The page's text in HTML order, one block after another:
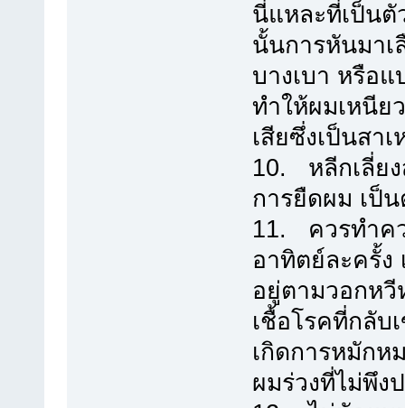
นี่แหละที่เป็นตั
นั้นการหันมา
บางเบา หรือ
ทำให้ผมเหนีย
เสียซึ่งเป็นสา
10. หลีกเลี่ย
การยืดผม เป็
11. ควรทำค
อาทิตย์ละครั้ง
อยู่ตามวอกหวี
เชื้อโรคที่กลับ
เกิดการหมักห
ผมร่วงที่ไม่พึง